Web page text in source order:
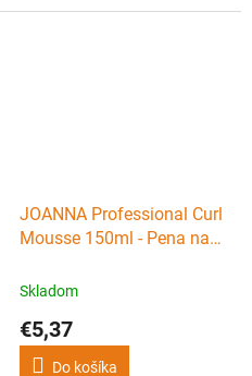
JOANNA Professional Curl
Mousse 150ml - Pena na
Skladom
€5,37
Do košíka